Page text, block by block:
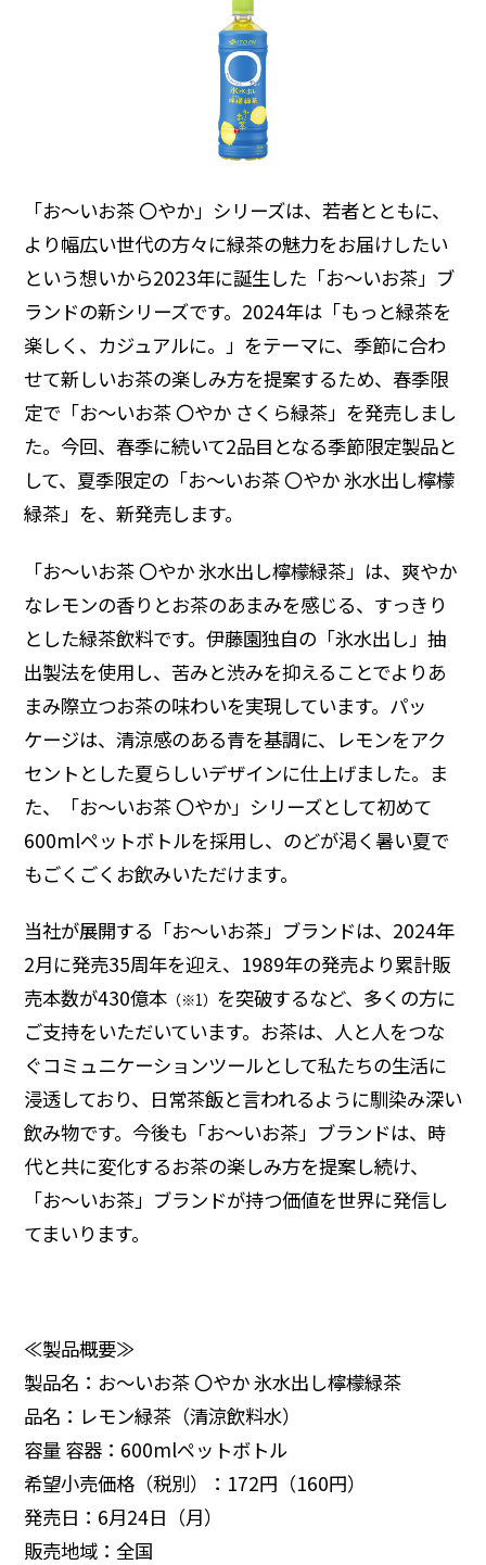
伊藤園ウェルネスフォーラム
ディスクロージャーポリシー
IR・投資家情報トップ
「お～いお茶 〇やか」シリーズは、若者とともに、
より幅広い世代の方々に緑茶の魅力をお届けしたい
という想いから2023年に誕生した「お～いお茶」ブ
ランドの新シリーズです。2024年は「もっと緑茶を
楽しく、カジュアルに。」をテーマに、季節に合わ
せて新しいお茶の楽しみ方を提案するため、春季限
定で「お～いお茶 〇やか さくら緑茶」を発売しまし
た。今回、春季に続いて2品目となる季節限定製品と
して、夏季限定の「お～いお茶 〇やか 氷水出し檸檬
緑茶」を、新発売します。
「お～いお茶 〇やか 氷水出し檸檬緑茶」は、爽やか
なレモンの香りとお茶のあまみを感じる、すっきり
とした緑茶飲料です。伊藤園独自の「氷水出し」抽
出製法を使用し、苦みと渋みを抑えることでよりあ
まみ際立つお茶の味わいを実現しています。パッ
ケージは、清涼感のある青を基調に、レモンをアク
セントとした夏らしいデザインに仕上げました。ま
た、「お～いお茶 〇やか」シリーズとして初めて
600mlペットボトルを採用し、のどが渇く暑い夏で
もごくごくお飲みいただけます。
当社が展開する「お～いお茶」ブランドは、2024年
2月に発売35周年を迎え、1989年の発売より累計販
売本数が430億本（※1） を突破するなど、多くの方に
ご支持をいただいています。お茶は、人と人をつな
ぐコミュニケーションツールとして私たちの生活に
浸透しており、日常茶飯と言われるように馴染み深い
飲み物です。今後も「お～いお茶」ブランドは、時
代と共に変化するお茶の楽しみ方を提案し続け、
「お～いお茶」ブランドが持つ価値を世界に発信し
てまいります。
≪製品概要≫
製品名：お～いお茶 〇やか 氷水出し檸檬緑茶
品名：レモン緑茶（清涼飲料水）
容量 容器：600mlペットボトル
希望小売価格（税別）：172円（160円）
発売日：6月24日（月）
販売地域：全国